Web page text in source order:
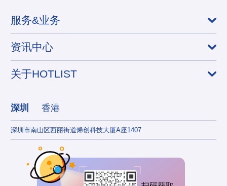
服务&业务
资讯中心
关于HOTLIST
深圳 香港
深圳市南山区西丽街道烯创科技大厦A座1407